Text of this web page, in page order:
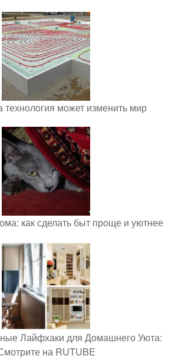
может изменить мир
как сделать быт проще и уютнее
Лайфхаки для Домашнего Уюта:
на RUTUBE